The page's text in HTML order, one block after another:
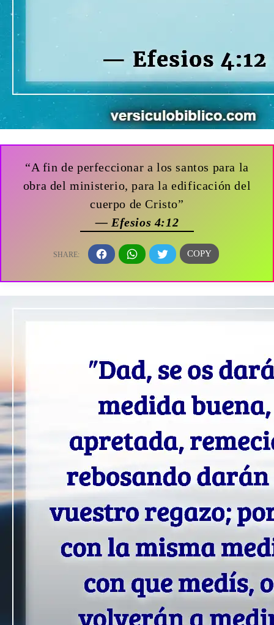
“A fin de perfeccionar a los santos para la
obra del ministerio, para la edificación del
cuerpo de Cristo”
— Efesios 4:12